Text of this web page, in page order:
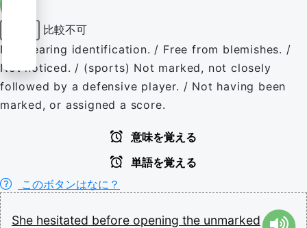
比較不可
Not bearing identification. / Free from blemishes. /
Not noticed. / (sports) Not marked, not closely
followed by a defensive player. / Not having been
marked, or assigned a score.
意味を覚える
単語を覚える
このボタンはなに？
She hesitated before opening the unmarked